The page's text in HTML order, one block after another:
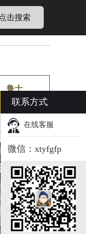
点击搜索
鲁士
膏联系方式
在线客服
微信：xtyfgfp